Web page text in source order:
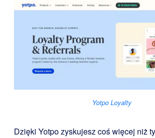
Yotpo Loyalty
Dzięki Yotpo zyskujesz coś więcej niż